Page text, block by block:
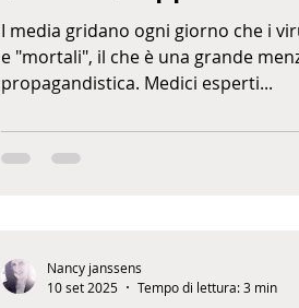
corpo, non all'esterno.
I media gridano ogni giorno che i
e "mortali", il che è una grande
propagandistica. Medici esperti...
Nancy janssens
10 set 2025
Tempo di lettura: 3 min